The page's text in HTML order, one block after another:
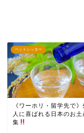
ペットシッター
《ワーホリ・留学先で》
人に喜ばれる日本のお土
集